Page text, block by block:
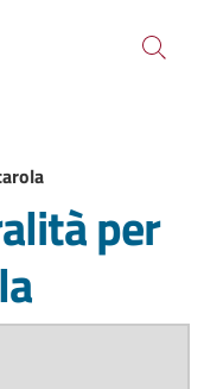
per